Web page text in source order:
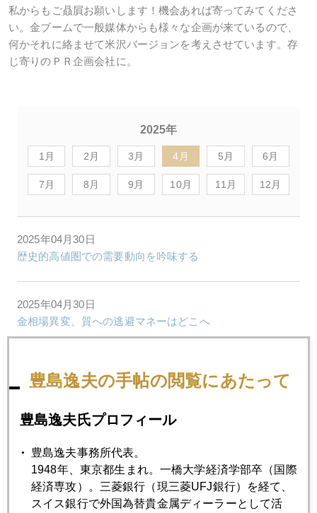
私からもご贔屓お願いします！機会あれば寄ってみてくださ
い。金ブームで一般媒体からも様々な企画が来ているので、
何かそれに絡ませて米沢バージョンを考えさせています。存
じ寄りのＰＲ企画会社に。
2025年
1月 2月 3月 4月 5月 6月
7月 8月 9月 10月 11月 12月
2025年04月30日
歴史的高値圏での需要動向を吟味する
2025年04月30日
金相場異変、質への逃避マネーはどこへ
2025年04月25日
どうなる金価格
懸念される金暴落後の成り行き
2025年04月23日
豊島逸夫の手帖の閲覧にあたって
豊島逸夫氏プロフィール
豊島逸夫事務所代表。
1948年、東京都生まれ。一橋大学経済学部卒（国際
経済専攻）。三菱銀行（現三菱UFJ銀行）を経て、
スイス銀行で外国為替貴金属ディーラーとして活